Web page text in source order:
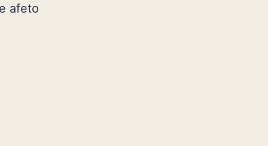
afeto